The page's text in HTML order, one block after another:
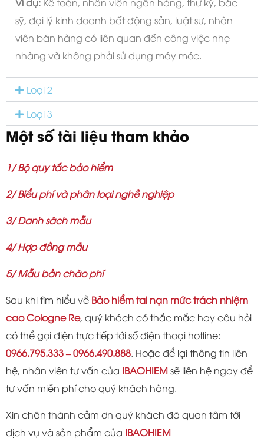
sỹ, đại lý kinh doanh bất động sản, luật sư, nhân
viên bán hàng có liên quan đến công việc nhẹ
nhàng và không phải sử dụng máy móc.
Loại 2
Loại 3
Một số tài liệu tham khảo
1/ Bộ quy tắc bảo hiểm
2/ Biểu phí và phân loại nghề nghiệp
3/ Danh sách mẫu
4/ Hợp đồng mẫu
5/ Mẫu bản chào phí
Sau khi tìm hiểu về Bảo hiểm tai nạn mức trách nhiệm
cao Cologne Re, quý khách có thắc mắc hay câu hỏi
có thể gọi điện trực tiếp tới số điện thoại hotline:
0966.795.333 – 0966.490.888. Hoặc để lại thông tin liên
hệ, nhân viên tư vấn của IBAOHIEMsẽ liên hệ ngay để
tư vấn miễn phí cho quý khách hàng.
Xin chân thành cảm ơn quý khách đã quan tâm tới
dịch vụ và sản phẩm của IBAOHIEM